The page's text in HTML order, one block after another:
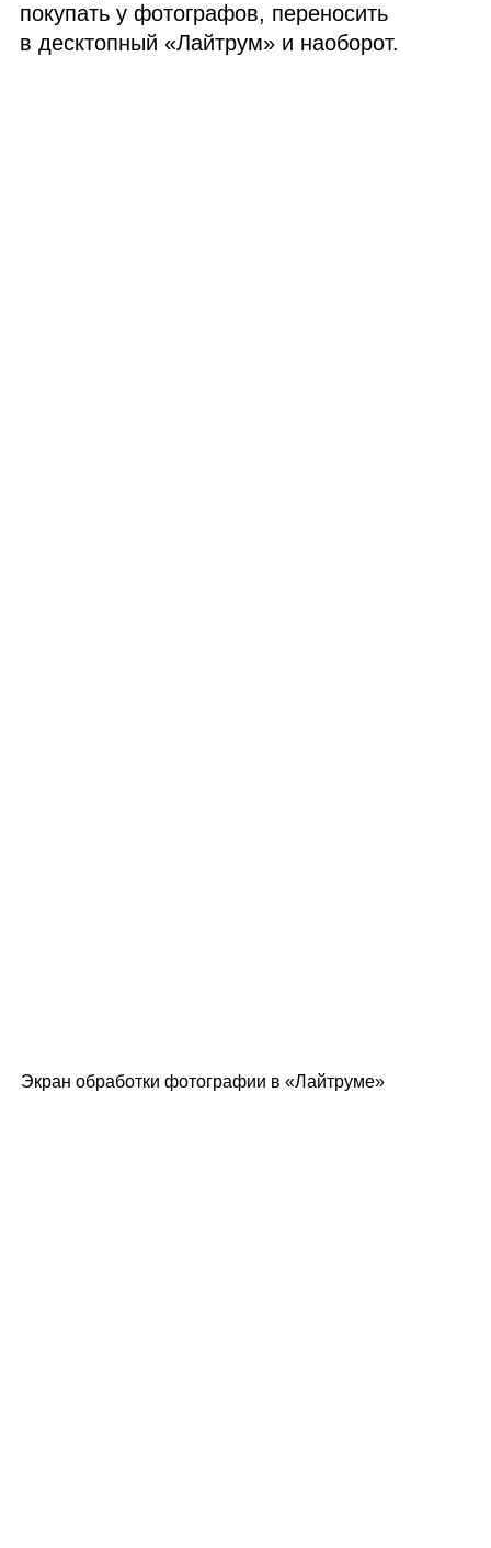
покупать у фотографов, переносить
в десктопный «Лайтрум» и наоборот.
Экран обработки фотографии в «Лайтруме»